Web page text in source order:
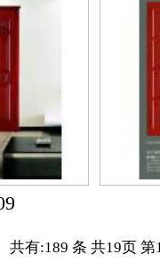
共有:189 条 共19页 第